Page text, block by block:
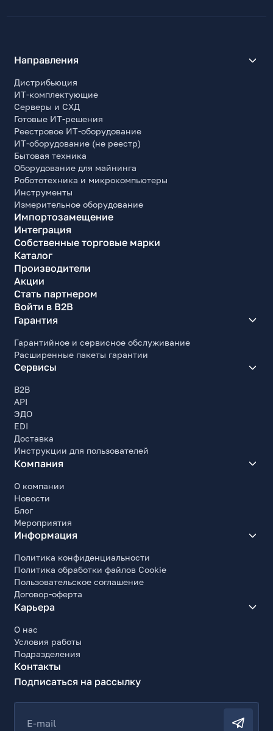
Направления
Дистрибьюция
ИТ-комплектующие
Серверы и СХД
Готовые ИТ-решения
Реестровое ИТ-оборудование
ИТ-оборудование (не реестр)
Бытовая техника
Оборудование для майнинга
Робототехника и микрокомпьютеры
Инструменты
Измерительное оборудование
Импортозамещение
Интеграция
Собственные торговые марки
Каталог
Производители
Акции
Стать партнером
Войти в B2B
Гарантия
Гарантийное и сервисное обслуживание
Расширенные пакеты гарантии
Сервисы
B2B
API
ЭДО
EDI
Доставка
Инструкции для пользователей
Компания
О компании
Новости
Блог
Мероприятия
Информация
Политика конфиденциальности
Политика обработки файлов Cookie
Пользовательское соглашение
Договор-оферта
Карьера
О нас
Условия работы
Подразделения
Контакты
Подписаться на рассылку
E-mail